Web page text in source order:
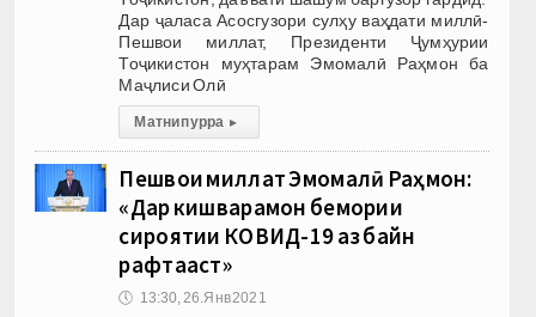
Дар ҷаласа Асосгузори сулҳу ваҳдати миллӣ-
Пешвои миллат, Президенти Ҷумҳурии
Тоҷикистон муҳтарам Эмомалӣ Раҳмон ба
Маҷлиси Олӣ
Матни пурра ▸
Пешвои миллат Эмомалӣ Раҳмон:
«Дар кишварамон бемории
сироятии КОВИД-19 аз байн
рафтааст»
🕔 13:30, 26.Янв 2021